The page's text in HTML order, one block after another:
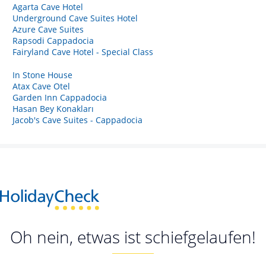
Agarta Cave Hotel
Underground Cave Suites Hotel
Azure Cave Suites
Rapsodi Cappadocia
Fairyland Cave Hotel - Special Class
In Stone House
Atax Cave Otel
Garden Inn Cappadocia
Hasan Bey Konakları
Jacob's Cave Suites - Cappadocia
Oh nein, etwas ist schiefgelaufen!